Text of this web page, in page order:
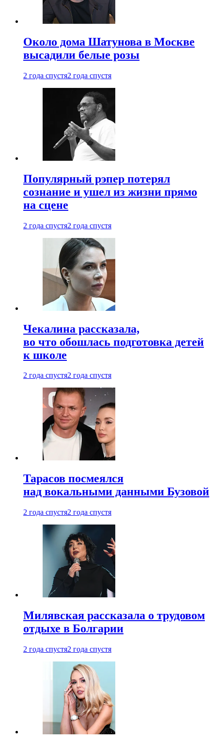
Около дома Шатунова в Москве
высадили белые розы
2 года спустя2 года спустя
Популярный рэпер потерял
сознание и ушел из жизни прямо
на сцене
2 года спустя2 года спустя
Чекалина рассказала,
во что обошлась подготовка детей
к школе
2 года спустя2 года спустя
Тарасов посмеялся
над вокальными данными Бузовой
2 года спустя2 года спустя
Милявская рассказала о трудовом
отдыхе в Болгарии
2 года спустя2 года спустя